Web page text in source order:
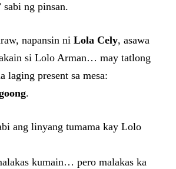
sabi ng pinsan.
napansin ni Lola Cely, asawa
si Lolo Arman… may tatlong
laging present sa mesa:
.
ang linyang tumama kay Lolo
kumain… pero malakas ka